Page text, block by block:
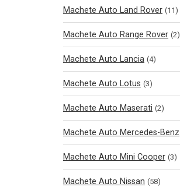
Machete Auto Land Rover (11)
Machete Auto Range Rover (2)
Machete Auto Lancia (4)
Machete Auto Lotus (3)
Machete Auto Maserati (2)
Machete Auto Mercedes-Benz
Machete Auto Mini Cooper (3)
Machete Auto Nissan (58)